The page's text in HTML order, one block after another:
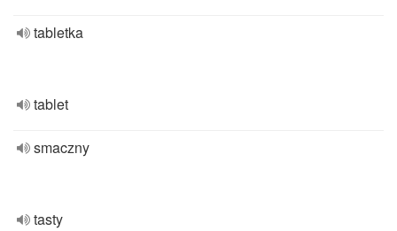
tabletka
tablet
smaczny
tasty